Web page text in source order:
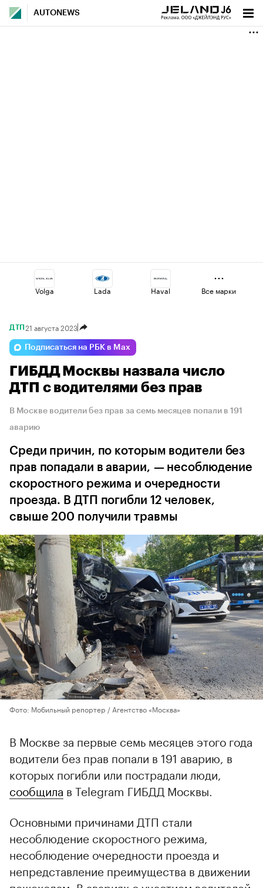
AUTONEWS
Volga Lada Haval
Esteo
Changan Jaecoo Voyah
Все марки
ДТП 21 августа 2023
Подписаться на РБК в Max
ГИБДД Москвы назвала число
ДТП с водителями без прав
В Москве водители без прав за семь месяцев попали в 191
аварию
Среди причин, по которым водители без
прав попадали в аварии, — несоблюдение
скоростного режима и очередности
проезда. В ДТП погибли 12 человек,
свыше 200 получили травмы
Фото: Мобильный репортер / Агентство «Москва»
В Москве за первые семь месяцев этого года
водители без прав попали в 191 аварию, в
которых погибли или пострадали люди,
сообщила в Telegram ГИБДД Москвы.
Основными причинами ДТП стали
несоблюдение скоростного режима,
несоблюдение очередности проезда и
непредставление преимущества в движении